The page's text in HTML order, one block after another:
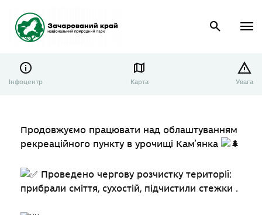
Інфоцентр Карта Увага
Продовжуємо працювати над облаштуванням
рекреаційного пункту в урочищі Камʼянка
Проведено чергову розчистку території:
прибрали сміття, сухостій, підчистили стежки .